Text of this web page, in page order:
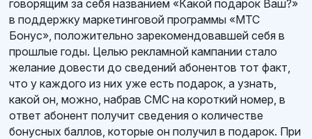
говорящим за себя названием «Какой подарок Ваш?»
в поддержку маркетинговой программы «МТС
Бонус», положительно зарекомендовавшей себя в
прошлые годы. Целью рекламной кампании стало
желание довести до сведений абонентов тот факт,
что у каждого из них уже есть подарок, а узнать,
какой он, можно, набрав СМС на короткий номер, в
ответ абонент получит сведения о количестве
бонусных баллов, которые он получил в подарок. При